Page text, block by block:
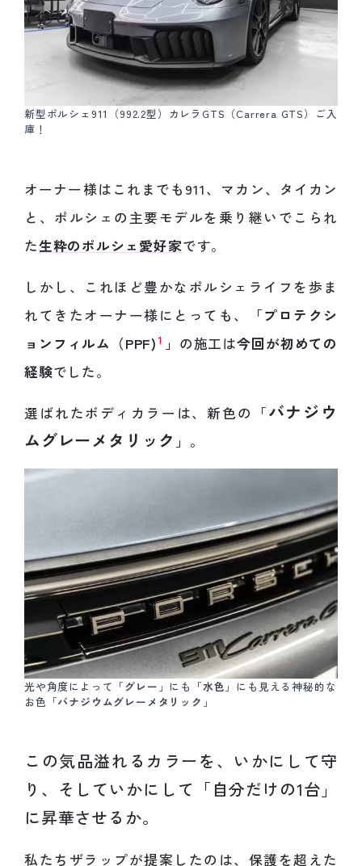
新型ポルシェ911（992.2型）カレラGTS（Carrera GTS）ご入
庫！
オーナー様はこれまでも911、マカン、タイカン
と、ポルシェの主要モデルを乗り継いでこられ
た生粋のポルシェ愛好家です。
しかし、これほど豊かなポルシェライフを歩ま
れてきたオーナー様にとっても、「プロテクシ
ョンフィルム（PPF) 1 」の施工は今回が初めての
経験でした。
選ばれたボディカラーは、新色の「バナジウ
ムグレーメタリック 」。
光や角度によって「 グレー 」にも「水色 」にも見える神秘的な
お色「バナジウムグレーメタリック 」
この気品溢れるカラーを、いかにして守
り、そしていかにして「自分だけの1台」
に昇華させるか。
私たちザラップが提案したのは、保護を超えた